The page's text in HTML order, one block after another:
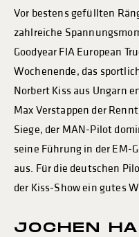
Vor bestens gefüllten
zahlreiche
Goodyear FIA European
Wochenende, das
Norbert Kiss aus Ungarn
Max Verstappen der
Siege, der MAN-Pilot
seine Führung in der
aus. Für die deutschen
der Kiss-Show ein gutes
JOCHEN